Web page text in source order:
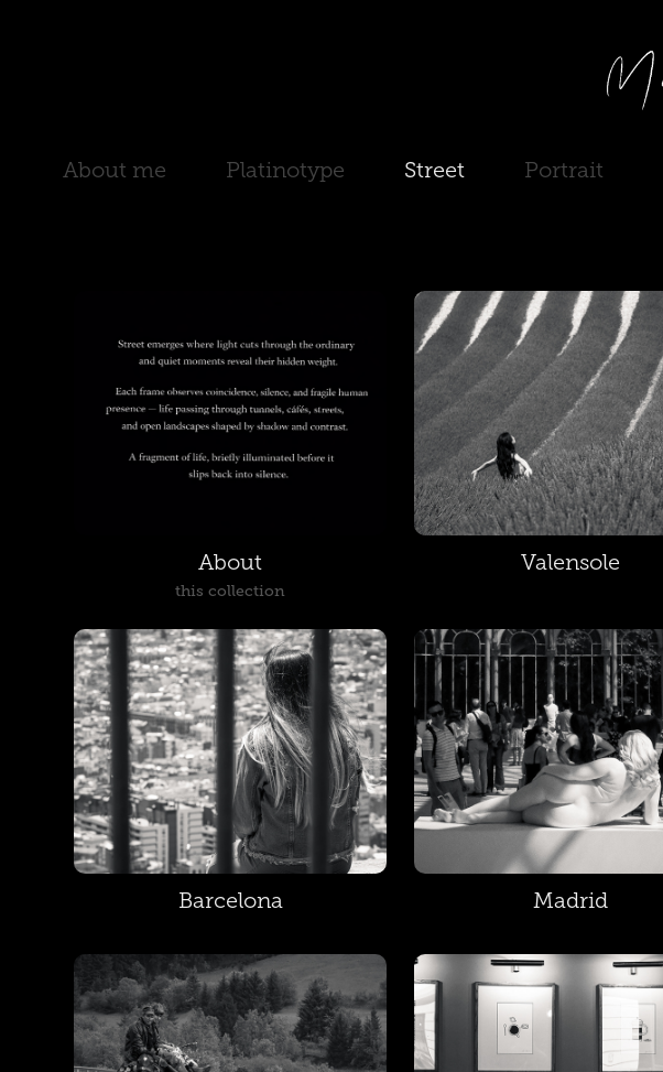
About me Platinotype Street Portrait
About
this collection
Valensole
Barcelona Madrid